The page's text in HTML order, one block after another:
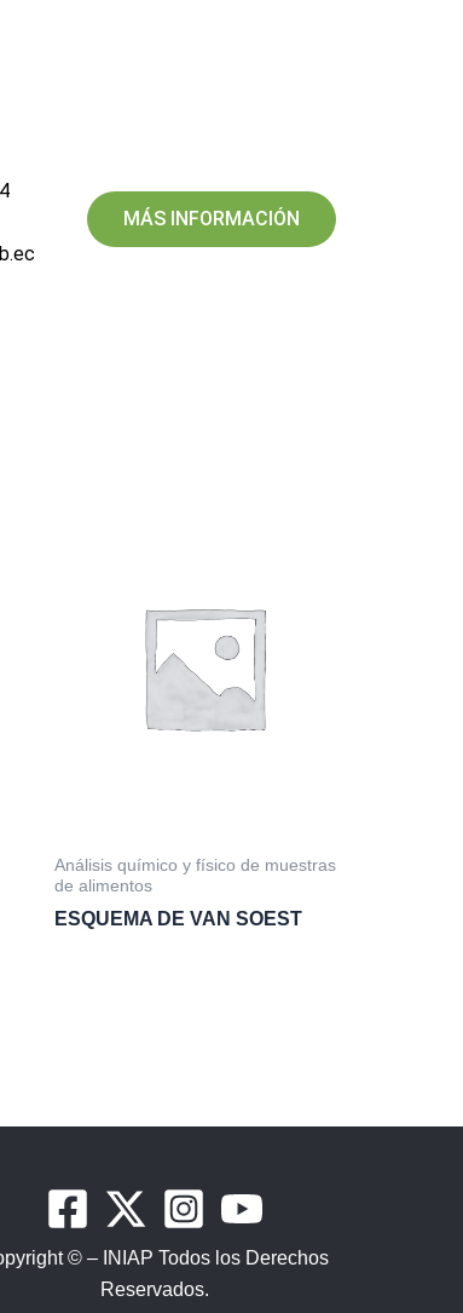
MÁS INFORMACIÓN
Análisis químico y físico de muestras
de alimentos
ESQUEMA DE VAN SOEST
© – INIAP Todos los Derechos
Reservados.